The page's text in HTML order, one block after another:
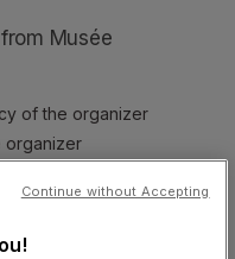
Musée
tab)
of the organizer
organizer
(opens in a new tab)
Continue without Accepting